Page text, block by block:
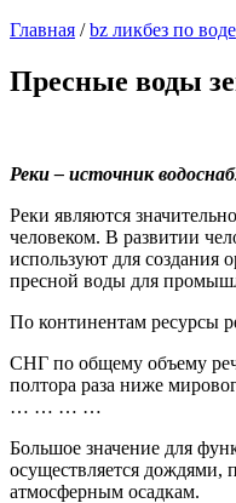
Главная /bz ликбез по воде
Пресные воды
Реки – источник
Реки являются
человеком. В развитии
используют для создания
пресной воды для
По континентам ресурсы
СНГ по общему объему
полтора раза ниже
… … … …
Большое значение для
осуществляется дождями,
атмосферным осадкам.